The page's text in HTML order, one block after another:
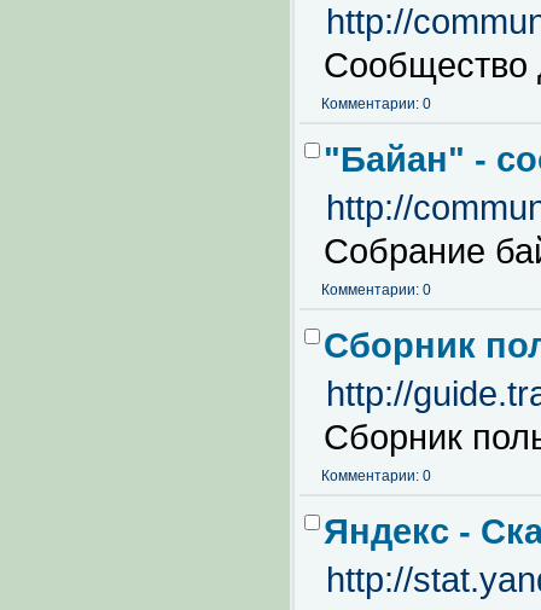
http://
Сообщество
Комментарии: 0
"Байан" -
http://
Собрание
Комментарии: 0
Сборник
http://
Сборник
Комментарии: 0
Яндекс -
http://